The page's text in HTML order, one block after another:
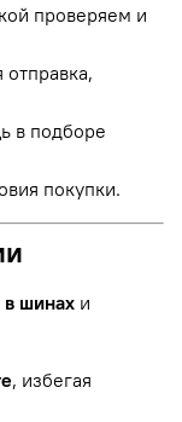
проверяем и
отправка,
в подборе
покупки.
в шинах и
, избегая